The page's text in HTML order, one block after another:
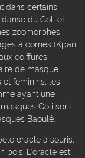
dans certains
du Goli et
zoomorphes
à cornes (Kpan
coiffures
de masque
féminins, les
ayant une
Goli sont
Baoulé.
oracle à souris,
bois. L’oracle est